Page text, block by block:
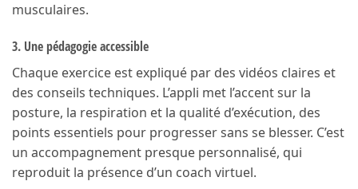
musculaires.
3. Une pédagogie accessible
Chaque exercice est expliqué par des vidéos claires et
des conseils techniques. L’appli met l’accent sur la
posture, la respiration et la qualité d’exécution, des
points essentiels pour progresser sans se blesser. C’est
un accompagnement presque personnalisé, qui
reproduit la présence d’un coach virtuel.